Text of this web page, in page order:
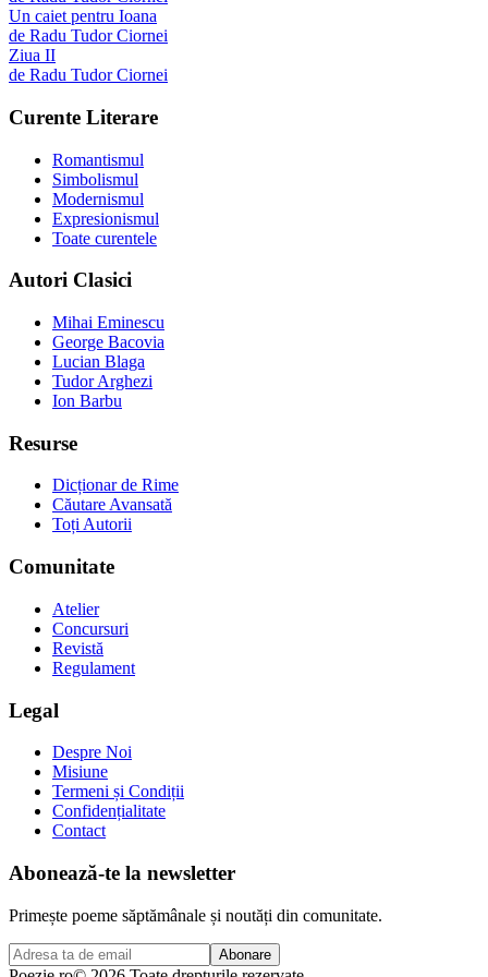
Un caiet pentru Ioana
de Radu Tudor Ciornei
Ziua II
de Radu Tudor Ciornei
Curente Literare
Romantismul
Simbolismul
Modernismul
Expresionismul
Toate curentele
Autori Clasici
Mihai Eminescu
George Bacovia
Lucian Blaga
Tudor Arghezi
Ion Barbu
Resurse
Dicționar de Rime
Căutare Avansată
Toți Autorii
Comunitate
Atelier
Concursuri
Revistă
Regulament
Legal
Despre Noi
Misiune
Termeni și Condiții
Confidențialitate
Contact
Abonează-te la newsletter
Primește poeme săptămânale și noutăți din comunitate.
Abonare